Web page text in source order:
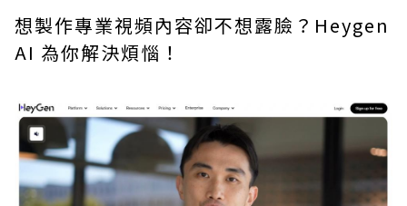
想製作專業視頻內容卻不想露臉？ Heygen
AI 為你解決煩惱！